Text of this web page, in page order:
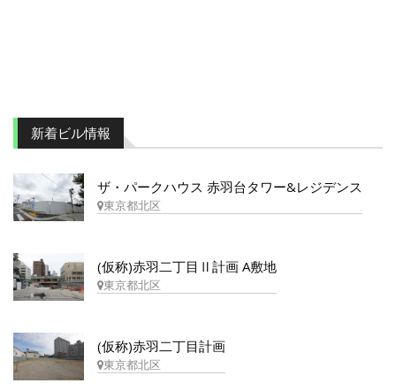
新着ビル情報
ザ・パークハウス 赤羽台タワー&レジデンス
東京都北区
(仮称)赤羽二丁目Ⅱ計画 A敷地
東京都北区
(仮称)赤羽二丁目計画
東京都北区